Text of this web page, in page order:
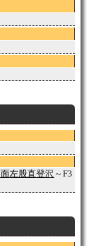
左股直登沢 ～F3